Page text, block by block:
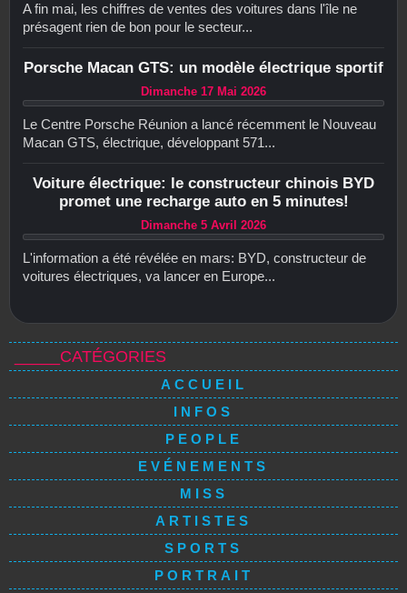
A fin mai, les chiffres de ventes des voitures dans l'île ne
présagent rien de bon pour le secteur...
Porsche Macan GTS: un modèle électrique sportif
Dimanche 17 Mai 2026
Le Centre Porsche Réunion a lancé récemment le Nouveau
Macan GTS, électrique, développant 571...
Voiture électrique: le constructeur chinois BYD
promet une recharge auto en 5 minutes!
Dimanche 5 Avril 2026
L'information a été révélée en mars: BYD, constructeur de
voitures électriques, va lancer en Europe...
_____CATÉGORIES
ACCUEIL
INFOS
PEOPLE
EVÉNEMENTS
MISS
ARTISTES
SPORTS
PORTRAIT